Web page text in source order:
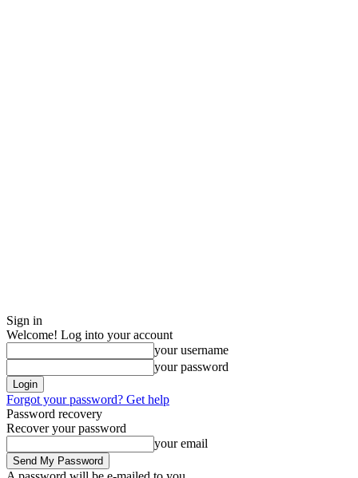
Sign in
Welcome! Log into your account
your username
your password
Forgot your password? Get help
Password recovery
Recover your password
your email